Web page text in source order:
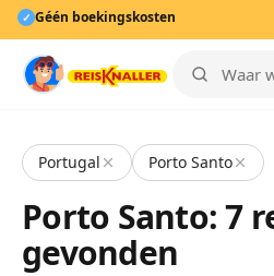
✓ Géén boekingskosten
Portugal Porto Santo
Porto Santo: 7
gevonden